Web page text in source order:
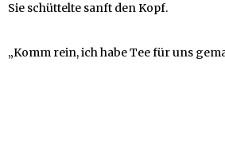
Sie schüttelte sanft den Kopf.
„Komm rein, ich habe Tee für uns